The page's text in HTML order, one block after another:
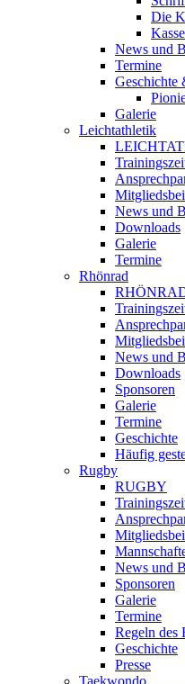
Die
News und
Termine
Geschichte
Galerie
Leichtathletik
News und
Downloads
Galerie
Termine
Rhönrad
News und
Downloads
Sponsoren
Galerie
Termine
Geschichte
Häufig
Rugby
RUGBY
News und
Sponsoren
Galerie
Termine
Regeln des
Geschichte
Presse
Taekwondo